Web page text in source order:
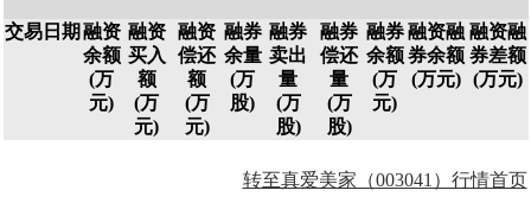
交易日期 融资
余额
(万
元)
融资
买入
额
(万
元)
融资
偿还
额
(万
元)
融券
余量
(万
股)
融券
卖出
量
(万
股)
融券
偿还
量
(万
股)
融券
余额
(万
元)
融资融
券余额
(万元)
融资融
券差额
(万元)
转至真爱美家（003041）行情首页